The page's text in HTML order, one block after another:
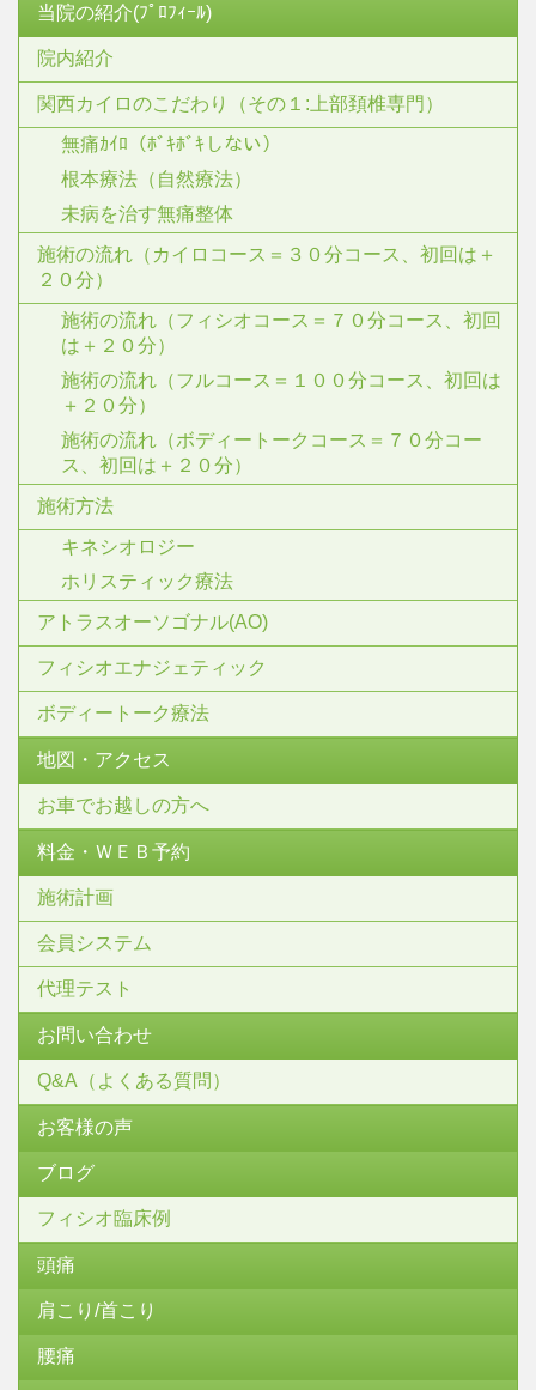
当院の紹介(ﾌﾟﾛﾌｨｰﾙ)
院内紹介
関西カイロのこだわり（その１:上部頚椎専門）
無痛ｶｲﾛ（ﾎﾞｷﾎﾞｷしない）
根本療法（自然療法）
未病を治す無痛整体
施術の流れ（カイロコース＝３０分コース、初回は＋
２０分）
施術の流れ（フィシオコース＝７０分コース、初回
は＋２０分）
施術の流れ（フルコース＝１００分コース、初回は
＋２０分）
施術の流れ（ボディートークコース＝７０分コー
ス、初回は＋２０分）
施術方法
キネシオロジー
ホリスティック療法
アトラスオーソゴナル(AO)
フィシオエナジェティック
ボディートーク療法
地図・アクセス
お車でお越しの方へ
料金・ＷＥＢ予約
施術計画
会員システム
代理テスト
お問い合わせ
Q&A（よくある質問）
お客様の声
ブログ
フィシオ臨床例
頭痛
肩こり/首こり
腰痛